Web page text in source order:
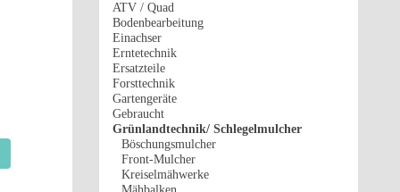
ATV / Quad
Bodenbearbeitung
Einachser
Erntetechnik
Ersatzteile
Forsttechnik
Gartengeräte
Gebraucht
Grünlandtechnik/ Schlegelmulcher
Böschungsmulcher
Front-Mulcher
Kreiselmähwerke